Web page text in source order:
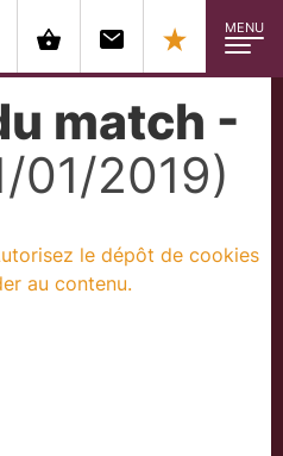
MENU
match -
01/2019)
le dépôt de cookies
au contenu.